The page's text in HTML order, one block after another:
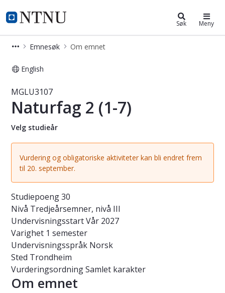
NTNU Hjemmeside
Studier Søk Meny
Emnesøk Om emnet
English
Emne - Naturfag 2 (1-7) -
MGLU3107
Naturfag 2 (1-7)
Velg studieår
Vurdering og obligatoriske aktiviteter kan bli endret frem
til 20. september.
Studiepoeng30
Nivå Tredjeårsemner, nivå III
UndervisningsstartVår 2027
Varighet 1 semester
Undervisningsspråk Norsk
Sted Trondheim
VurderingsordningSamlet karakter
Om emnet